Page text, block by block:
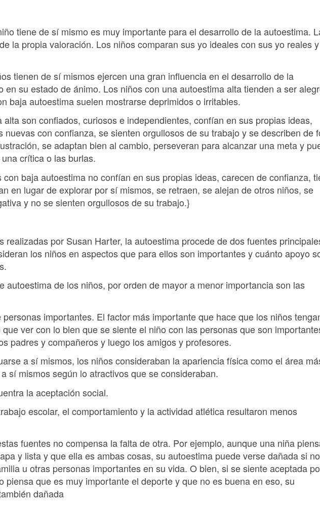
tiene de sí mismo es muy importante para el desarrollo de la autoestima.
la propia valoración. Los niños comparan sus yo ideales con sus yo reales
tienen de sí mismos ejercen una gran influencia en el desarrollo de la
en su estado de ánimo. Los niños con una autoestima alta tienden a ser
baja autoestima suelen mostrarse deprimidos o irritables.
alta son confiados, curiosos e independientes, confían en sus propias ideas,
nuevas con confianza, se sienten orgullosos de su trabajo y se describen de
se adaptan bien al cambio, perseveran para alcanzar una meta y
crítica o las burlas.
baja autoestima no confían en sus propias ideas, carecen de confianza,
en lugar de explorar por sí mismos, se retraen, se alejan de otros niños, se
y no se sienten orgullosos de su trabajo.}
realizadas por Susan Harter, la autoestima procede de dos fuentes
los niños en aspectos que para ellos son importantes y cuánto apoyo
autoestima de los niños, por orden de mayor a menor importancia son las
importantes. El factor más importante que hace que los niños
ver con lo bien que se siente el niño con las personas que son
padres y compañeros y luego los amigos y profesores.
a sí mismos, los niños consideraban la apariencia física como el área
sí mismos según lo atractivos que se consideraban.
la aceptación social.
escolar, el comportamiento y la actividad atlética resultaron menos
fuentes no compensa la falta de otra. Por ejemplo, aunque una niña
y lista y que ella es ambas cosas, su autoestima puede verse dañada si
u otras personas importantes en su vida. O bien, si se siente aceptada
piensa que es muy importante el deporte y que no es buena en eso, su
dañada